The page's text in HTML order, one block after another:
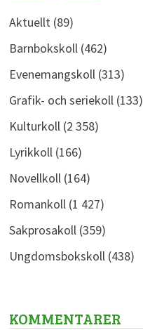
Aktuellt(89)
Barnbokskoll(462)
Evenemangskoll(313)
Grafik- och seriekoll(133)
Kulturkoll(2 358)
Lyrikkoll(166)
Novellkoll(164)
Romankoll(1 427)
Sakprosakoll(359)
Ungdomsbokskoll(438)
KOMMENTARER